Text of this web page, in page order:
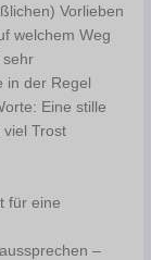
Vorlieben
welchem Weg
sehr
in der Regel
Eine stille
Trost
für eine
–